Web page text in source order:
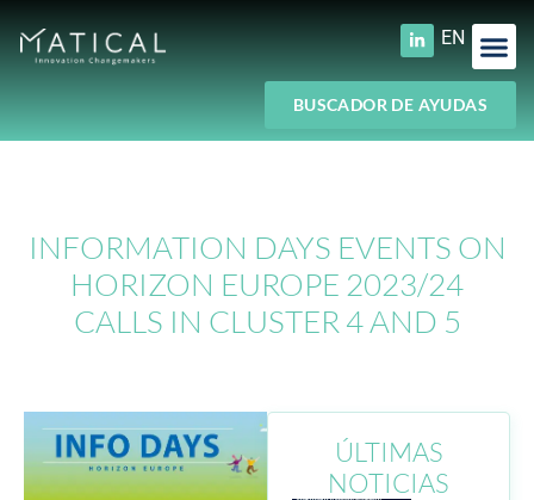
EN
BUSCADOR DE AYUDAS
INFORMATION DAYS EVENTS ON
HORIZON EUROPE 2023/24
CALLS IN CLUSTER 4 AND 5
ÚLTIMAS
NOTICIAS